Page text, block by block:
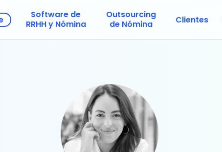
Software de
RRHH y Nómina
Outsourcing
de Nómina
Clientes